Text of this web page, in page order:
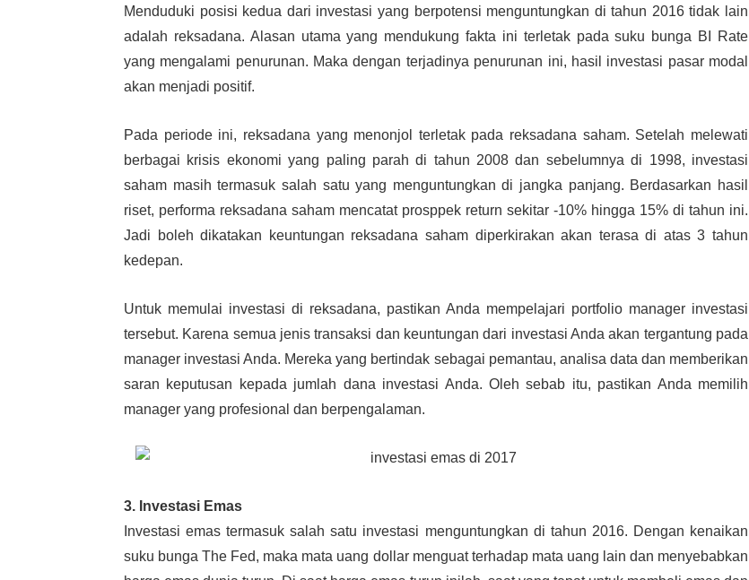
Menduduki posisi kedua dari investasi yang berpotensi menguntungkan di tahun 2016 tidak lain
adalah reksadana. Alasan utama yang mendukung fakta ini terletak pada suku bunga BI Rate
yang mengalami penurunan. Maka dengan terjadinya penurunan ini, hasil investasi pasar modal
akan menjadi positif.
Pada periode ini, reksadana yang menonjol terletak pada reksadana saham. Setelah melewati
berbagai krisis ekonomi yang paling parah di tahun 2008 dan sebelumnya di 1998, investasi
saham masih termasuk salah satu yang menguntungkan di jangka panjang. Berdasarkan hasil
riset, performa reksadana saham mencatat prosppek return sekitar -10% hingga 15% di tahun ini.
Jadi boleh dikatakan keuntungan reksadana saham diperkirakan akan terasa di atas 3 tahun
kedepan.
Untuk memulai investasi di reksadana, pastikan Anda mempelajari portfolio manager investasi
tersebut. Karena semua jenis transaksi dan keuntungan dari investasi Anda akan tergantung pada
manager investasi Anda. Mereka yang bertindak sebagai pemantau, analisa data dan memberikan
saran keputusan kepada jumlah dana investasi Anda. Oleh sebab itu, pastikan Anda memilih
manager yang profesional dan berpengalaman.
3. Investasi Emas
Investasi emas termasuk salah satu investasi menguntungkan di tahun 2016. Dengan kenaikan
suku bunga The Fed, maka mata uang dollar menguat terhadap mata uang lain dan menyebabkan